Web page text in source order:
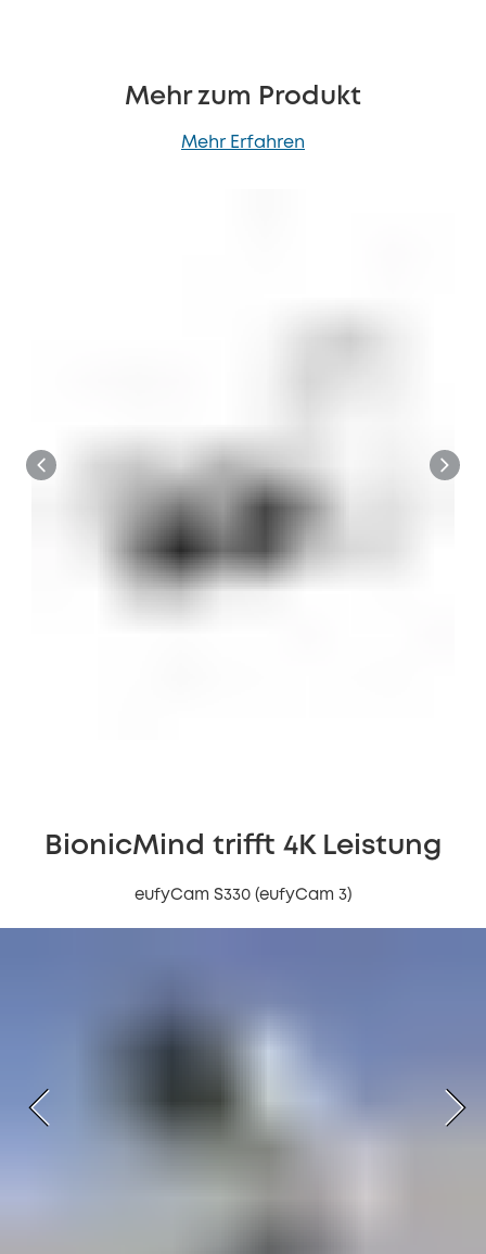
Mehr zum Produkt
Mehr Erfahren
BionicMind trifft 4K Leistung
eufyCam S330 (eufyCam 3)